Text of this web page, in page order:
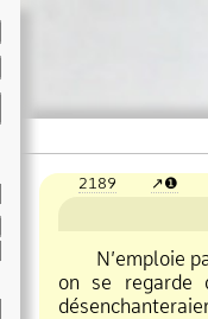
2189 ❶
N’emploie
on se regarde